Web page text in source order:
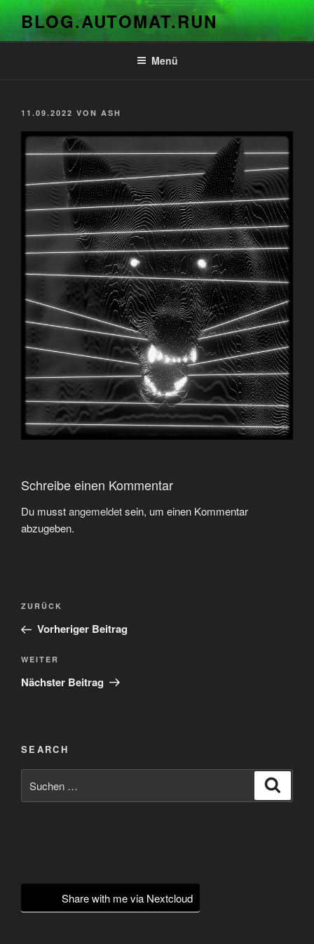
Zum
Inhalt
springen
BLOG.AUTOMAT.RUN
Menü
VERÖFFENTLICHT
11.09.2022 VON ASH
Schreibe einen Kommentar
Du musstangemeldetsein, um einen Kommentar
abzugeben.
Beitragsnavigation
Vorheriger
Beitrag
ZURÜCK
Vorheriger Beitrag
Nächster
Beitrag
WEITER
Nächster Beitrag
SEARCH
nach:
Share with me via Nextcloud